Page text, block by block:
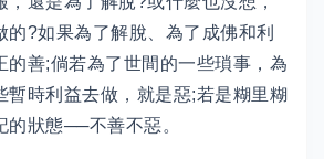
的?如果為了解脫、為了成佛和利
的善;倘若為了世間的一些瑣事，為
暫時利益去做，就是惡;若是糊里糊
的狀態──不善不惡。